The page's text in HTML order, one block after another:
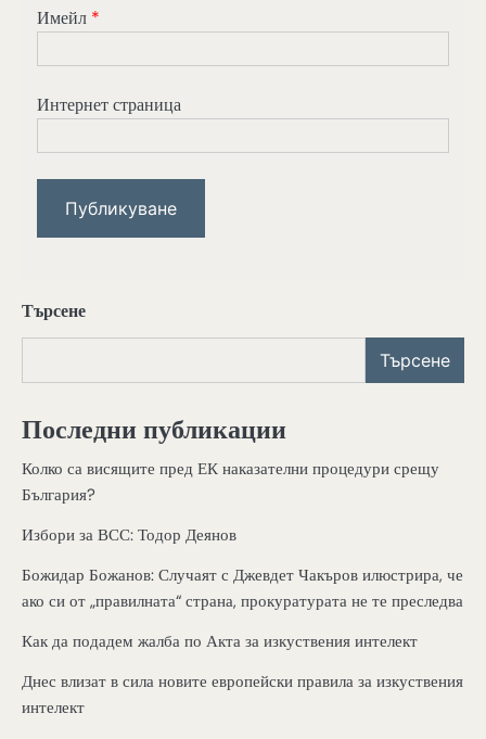
Имейл *
Интернет страница
Търсене
Търсене
Последни публикации
Колко са висящите пред ЕК наказателни процедури срещу
България?
Избори за ВСС: Тодор Деянов
Божидар Божанов: Случаят с Джевдет Чакъров илюстрира, че
ако си от „правилната“ страна, прокуратурата не те преследва
Как да подадем жалба по Акта за изкуствения интелект
Днес влизат в сила новите европейски правила за изкуствения
интелект